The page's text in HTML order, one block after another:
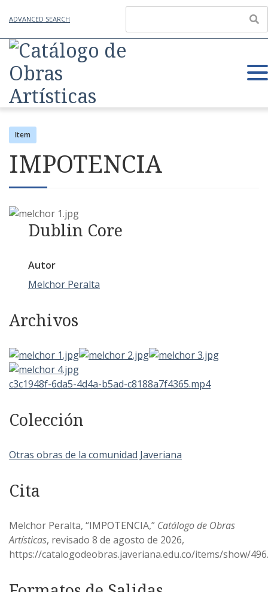
ADVANCED SEARCH
Item
IMPOTENCIA
Dublin Core
Autor
Melchor Peralta
Archivos
c3c1948f-6da5-4d4a-b5ad-c8188a7f4365.mp4
Colección
Otras obras de la comunidad Javeriana
Cita
Melchor Peralta, “IMPOTENCIA,” Catálogo de Obras
Artísticas, revisado 8 de agosto de 2026,
https://catalogodeobras.javeriana.edu.co/items/show/496.